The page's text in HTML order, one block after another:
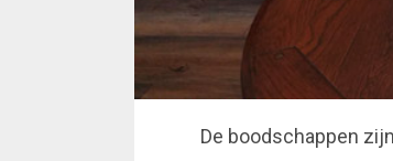
De boodschappen